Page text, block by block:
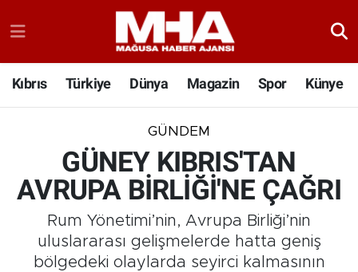
Kıbrıs Türkiye Dünya Magazin Spor Künye
GÜNDEM
GÜNEY KIBRIS'TAN
AVRUPA BİRLİĞİ'NE ÇAĞRI
Rum Yönetimi’nin, Avrupa Birliği’nin
uluslararası gelişmelerde hatta geniş
bölgedeki olaylarda seyirci kalmasının